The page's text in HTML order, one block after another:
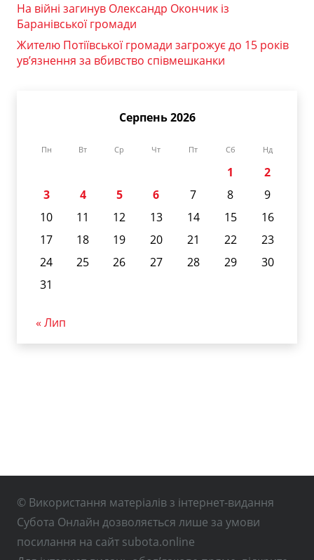
На війні загинув Олександр Окончик із
Баранівської громади
Жителю Потіївської громади загрожує до 15 років
ув’язнення за вбивство співмешканки
Серпень 2026
Пн Вт Ср Чт Пт Сб Нд
1
2
3
4 5 6 7 8
9
10
11 12 13 14 15
16
17
18 19 20 21 22
23
24
25 26 27 28 29
30
31
« Лип
© Використання матеріалів з інтернет-видання
Субота Онлайн дозволяється лише за умови
посилання на сайт subota.online